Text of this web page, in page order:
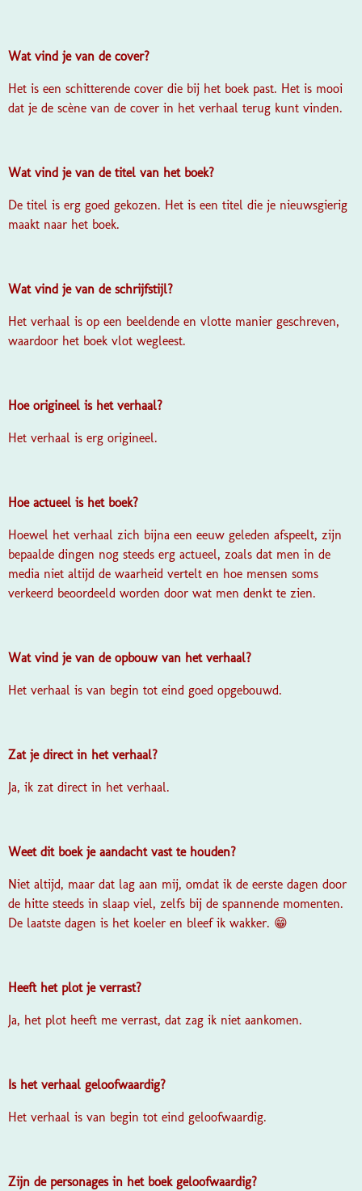
Wat vind je van de cover?
Het is een schitterende cover die bij het boek past. Het is mooi
dat je de scène van de cover in het verhaal terug kunt vinden.
Wat vind je van de titel van het boek?
De titel is erg goed gekozen. Het is een titel die je nieuwsgierig
maakt naar het boek.
Wat vind je van de schrijfstijl?
Het verhaal is op een beeldende en vlotte manier geschreven,
waardoor het boek vlot wegleest.
Hoe origineel is het verhaal?
Het verhaal is erg origineel.
Hoe actueel is het boek?
Hoewel het verhaal zich bijna een eeuw geleden afspeelt, zijn
bepaalde dingen nog steeds erg actueel, zoals dat men in de
media niet altijd de waarheid vertelt en hoe mensen soms
verkeerd beoordeeld worden door wat men denkt te zien.
Wat vind je van de opbouw van het verhaal?
Het verhaal is van begin tot eind goed opgebouwd.
Zat je direct in het verhaal?
Ja, ik zat direct in het verhaal.
Weet dit boek je aandacht vast te houden?
Niet altijd, maar dat lag aan mij, omdat ik de eerste dagen door
de hitte steeds in slaap viel, zelfs bij de spannende momenten.
De laatste dagen is het koeler en bleef ik wakker. 😁
Heeft het plot je verrast?
Ja, het plot heeft me verrast, dat zag ik niet aankomen.
Is het verhaal geloofwaardig?
Het verhaal is van begin tot eind geloofwaardig.
Zijn de personages in het boek geloofwaardig?